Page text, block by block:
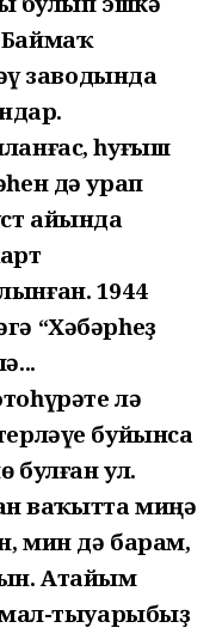
заводында
һуғыш
дә урап
айында
1944
“Хәбәрһеҙ
лә
буйынса
булған ул.
ваҡытта миңә
мин дә барам,
Атайым
мал-тыуарыбыҙ